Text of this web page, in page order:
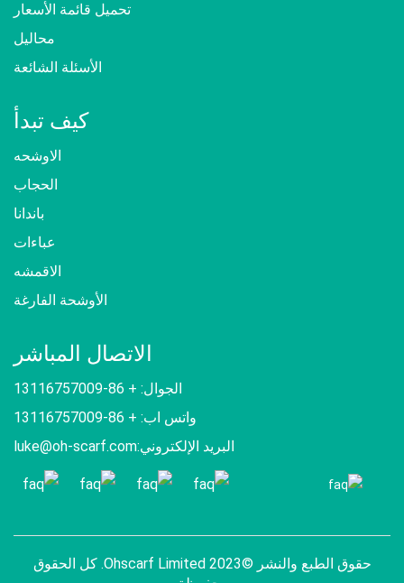
تحميل قائمة الأسعار
محاليل
الأسئلة الشائعة
كيف تبدأ
الاوشحه
الحجاب
باندانا
عباءات
الاقمشه
الأوشحة الفارغة
الاتصال المباشر
الجوال: + 86-13116757009
واتس اب: + 86-13116757009
البريد الإلكتروني:luke@oh-scarf.com
حقوق الطبع والنشر ©2023 Ohscarf Limited. كل الحقوق